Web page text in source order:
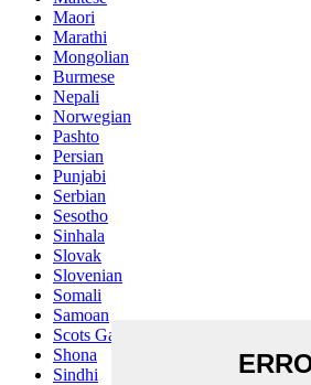
Maori
Marathi
Mongolian
Burmese
Nepali
Norwegian
Pashto
Persian
Punjabi
Serbian
Sesotho
Sinhala
Slovak
Slovenian
Somali
Samoan
Scots Gaelic
Shona
Sindhi